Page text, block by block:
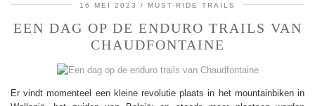
16 MEI 2023 MUST-RIDE TRAILS
EEN DAG OP DE ENDURO TRAILS VAN
CHAUDFONTAINE
Er vindt momenteel een kleine revolutie plaats in het mountainbiken in